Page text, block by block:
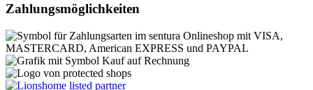
Zahlungsmöglichkeiten